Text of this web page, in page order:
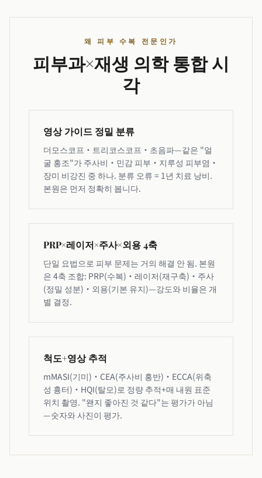
왜 피부 수복 전문인가
피부과×재생 의학 통합 시
각
영상 가이드 정밀 분류
더모스코프·트리코스코프·초음파—같은 "얼
굴 홍조"가 주사비·민감 피부·지루성 피부염·
장미 비강진 중 하나. 분류 오류 = 1년 치료 낭비.
본원은 먼저 정확히 봅니다.
PRP×레이저×주사×외용 4축
단일 요법으로 피부 문제는 거의 해결 안 됨. 본원
은 4축 조합: PRP(수복)·레이저(재구축)·주사
(정밀 성분)·외용(기본 유지)—강도와 비율은 개
별 결정.
척도+영상 추적
mMASI(기미)·CEA(주사비 홍반)·ECCA(위축
성 흉터)·HQI(탈모)로 정량 추적+매 내원 표준
위치 촬영. "왠지 좋아진 것 같다"는 평가가 아님
—숫자와 사진이 평가.